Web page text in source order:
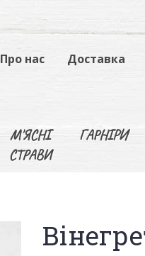
Про нас Доставка
М'ЯСНІ
СТРАВИ
ГАРНІРИ